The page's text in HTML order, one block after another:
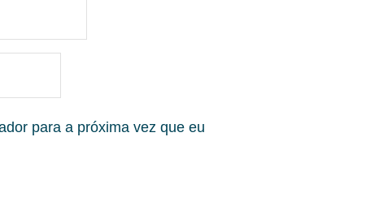
para a próxima vez que eu